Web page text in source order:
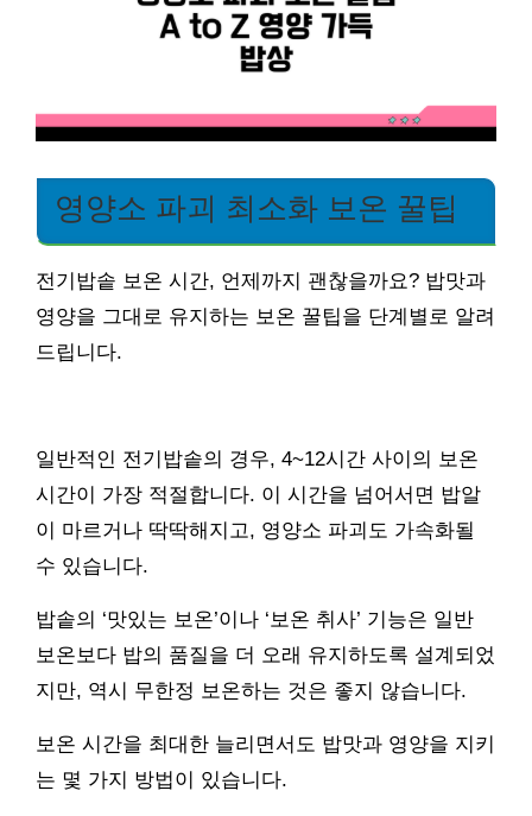
영양소 파괴 최소화 보온 꿀팁
전기밥솥 보온 시간, 언제까지 괜찮을까요? 밥맛과
영양을 그대로 유지하는 보온 꿀팁을 단계별로 알려
드립니다.
일반적인 전기밥솥의 경우, 4~12시간 사이의 보온
시간이 가장 적절합니다. 이 시간을 넘어서면 밥알
이 마르거나 딱딱해지고, 영양소 파괴도 가속화될
수 있습니다.
밥솥의 ‘맛있는 보온’이나 ‘보온 취사’ 기능은 일반
보온보다 밥의 품질을 더 오래 유지하도록 설계되었
지만, 역시 무한정 보온하는 것은 좋지 않습니다.
보온 시간을 최대한 늘리면서도 밥맛과 영양을 지키
는 몇 가지 방법이 있습니다.